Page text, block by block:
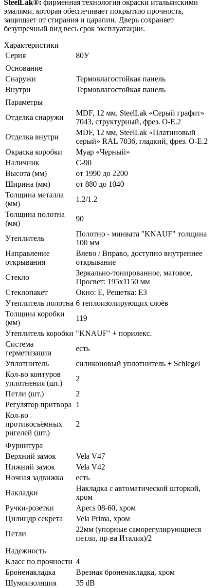
SteelLak®: фирменная технология окраски итальянскими
эмалями, которая обеспечивает покрытию прочность,
защищает от стирания и царапин. Дверь сохраняет
безупречный вид весь срок эксплуатации.
Характеристики
Серия
80У
Основание
Снаружи
Термовлагостойкая панель
Внутри
Термовлагостойкая панель
Параметры
Отделка снаружи
MDF, 12 мм, SteelLak «Серый графит»
7043, структурный, фрез. O-E.2
Отделка внутри
MDF, 12 мм, SteelLak «Платиновый
серый» RAL 7036, гладкий, фрез. O-E.2
Окраска коробки
Муар «Черный»
Наличник
С-90
Высота (мм)
от 1990 до 2200
Ширина (мм)
от 880 до 1040
Толщина металла
(мм)
1.2/1.2
Толщина полотна
(мм)
90
Утеплитель
Полотно - минвата "KNAUF" толщина
100 мм
Направление
открывания
Влево / Вправо, доступно внутреннее
открывание
Стекло
Зеркально-тонированное, матовое,
Просвет: 195х1150 мм
Стеклопакет
Окно: E, Решетка: E3
Утеплитель полотна 6 теплоизолирующих слоёв
Толщина коробки
(мм)
119
Утеплитель коробки "KNAUF" + порилекс.
Система
герметизации
есть
Уплотнитель
силиконовый уплотнитель + Schlegel
Кол-во контуров
уплотнения (шт.)
2
Петли (шт.)
2
Регулятор притвора
1
Кол-во
противосъёмных
ригелей (шт.)
2
Фурнитура
Верхний замок
Vela V47
Нижний замок
Vela V42
Ночная задвижка
есть
Накладки
Накладка с автоматической шторкой,
хром
Ручки-розетки
Apecs 08-60, хром
Цилиндр секрета
Vela Prima, хром
Петли
22мм (упорные саморегулирующиеся
петли, пр-ва Италия)/2
Надежность
Класс по прочности 4
Броненакладка
Врезная броненакладка, хром
Шумоизоляция
35 dB